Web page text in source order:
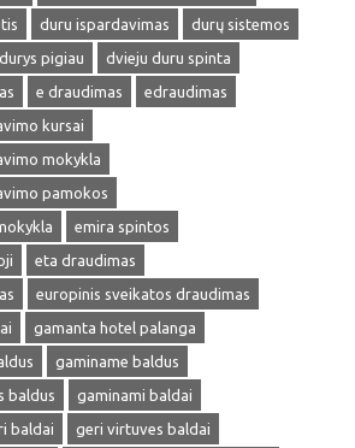
duru ispardavimas
durų sistemos
durys pigiau
dvieju duru spinta
e draudimas
edraudimas
kursai
mokykla
pamokos
emira spintos
eta draudimas
europinis sveikatos draudimas
gamanta hotel palanga
gaminame baldus
baldus
gaminami baldai
baldai
geri virtuves baldai